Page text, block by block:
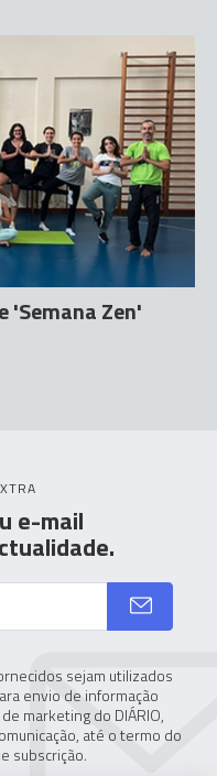
'Semana Zen'
e-mail
sejam utilizados
envio de informação
marketing do DIÁRIO,
até o termo do
subscrição.